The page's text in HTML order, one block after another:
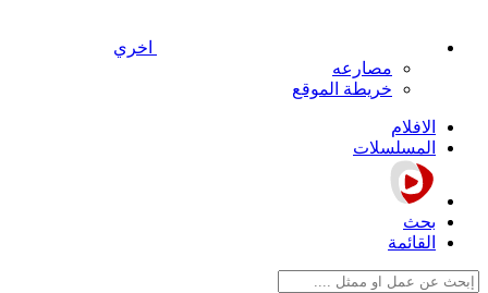
اخري
مصارعه
خريطة الموقع
الافلام
المسلسلات
بحث
القائمة